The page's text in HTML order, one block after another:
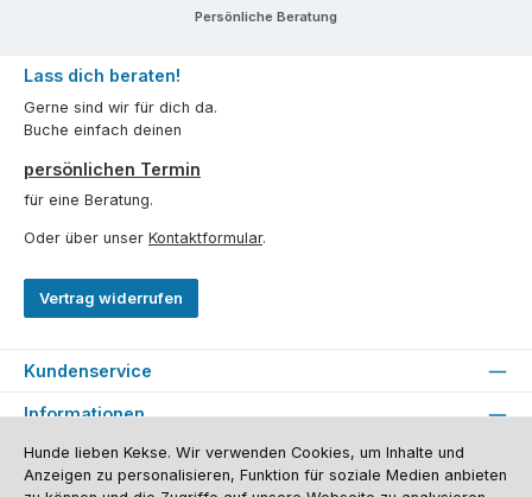
Persönliche Beratung
Lass dich beraten!
Gerne sind wir für dich da.
Buche einfach deinen
persönlichen Termin
für eine Beratung.
Oder über unser Kontaktformular.
Vertrag widerrufen
Kundenservice
Informationen
Social Media und Kontakt
Hunde lieben Kekse. Wir verwenden Cookies, um Inhalte und
Anzeigen zu personalisieren, Funktion für soziale Medien anbieten